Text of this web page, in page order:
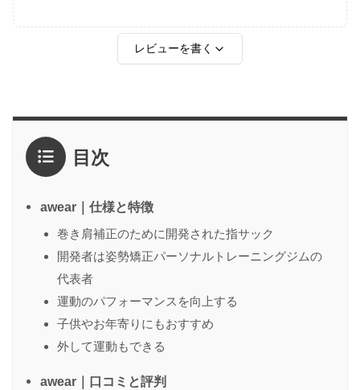
レビューを書く
4点
3点
2点
1点
感想 *
（任意）
送信する
目次
awear｜仕様と特徴
巻き肩補正のために開発された指サック
開発者は姿勢矯正パーソナルトレーニングジムの
代表者
運動のパフォーマンスを向上する
子供やお年寄りにもおすすめ
外して運動もできる
awear｜口コミと評判